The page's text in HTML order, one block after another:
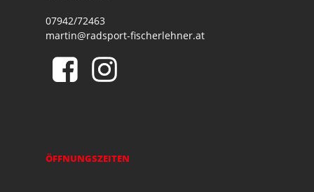
07942/72463
martin@radsport-fischerlehner.at
ÖFFNUNGSZEITEN